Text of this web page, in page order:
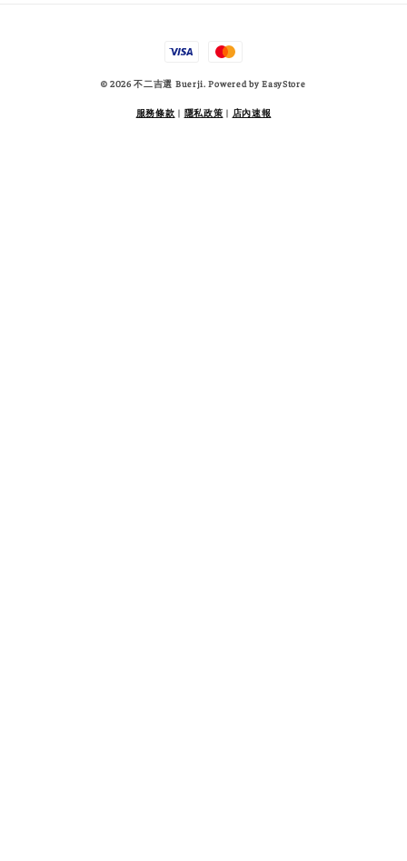
© 2026 不二吉選 Buerji. Powered byEasyStore
服務條款 | 隱私政策 | 店內速報